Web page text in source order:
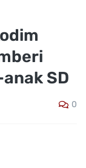
SD
0